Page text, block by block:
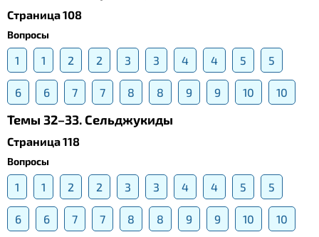
Страница 108
Вопросы
1 1 2 2 3 3 4 4 5 5
6 6 7 7 8 8 9 9 10 10
Темы 32–33. Сельджукиды
Страница 118
Вопросы
1 1 2 2 3 3 4 4 5 5
6 6 7 7 8 8 9 9 10 10